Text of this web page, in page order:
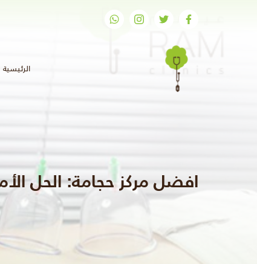
الرئيسية
افضل مركز حجامة: الحل